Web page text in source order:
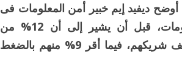
ديفيد إيم خبير أمن المعلومات فى
كاسبرسكى المتخصصة فى تقديم حلول أمن المعلومات، قبل أن يشير إلى أن 12% من
المستجيبين ثبتوا تطبيقات أو ضبطوا إعدادات على هاتف شريكهم، فيما أقر 9% منهم بالضغط